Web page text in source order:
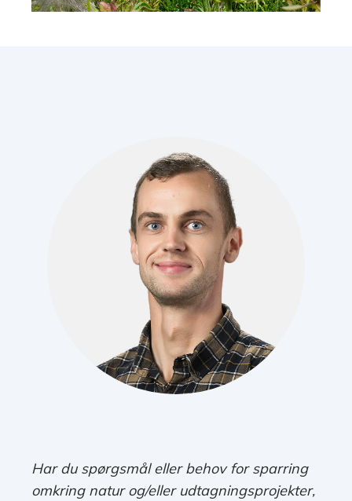
Har du spørgsmål eller behov for sparring
omkring natur og/eller udtagningsprojekter,